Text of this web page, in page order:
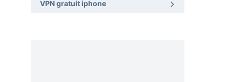
VPN gratuit iphone